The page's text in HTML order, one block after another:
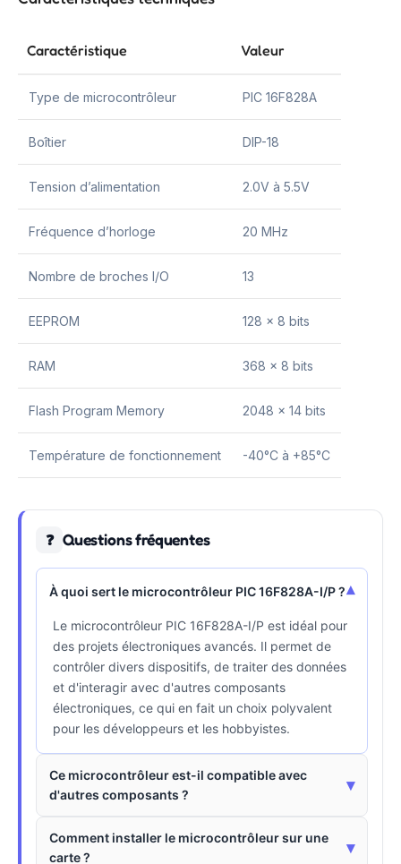
Caractéristique Valeur
Type de microcontrôleur PIC 16F828A
Boîtier DIP-18
Tension d’alimentation 2.0V à 5.5V
Fréquence d’horloge 20 MHz
Nombre de broches I/O 13
EEPROM 128 x 8 bits
RAM 368 x 8 bits
Flash Program Memory 2048 x 14 bits
Température de fonctionnement -40°C à +85°C
❓ Questions fréquentes
À quoi sert le microcontrôleur PIC 16F828A-I/P ?▾
Le microcontrôleur PIC 16F828A-I/P est idéal pour
des projets électroniques avancés. Il permet de
contrôler divers dispositifs, de traiter des données
et d'interagir avec d'autres composants
électroniques, ce qui en fait un choix polyvalent
pour les développeurs et les hobbyistes.
Ce microcontrôleur est-il compatible avec
d'autres composants ?
▾
Comment installer le microcontrôleur sur une
carte ?
▾